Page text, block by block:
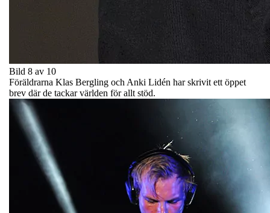
Bild 8 av 10
Föräldrarna Klas Bergling och Anki Lidén har skrivit ett öppet
brev där de tackar världen för allt stöd.